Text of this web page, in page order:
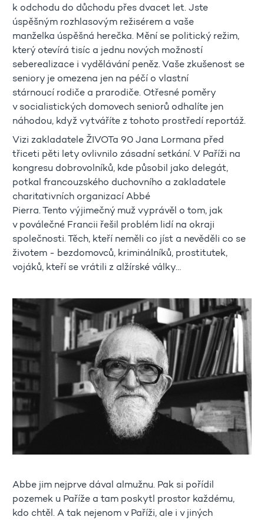
k odchodu do důchodu přes dvacet let. Jste
úspěšným rozhlasovým režisérem a vaše
manželka úspěšná herečka. Mění se politický režim,
který otevírá tisíc a jednu nových možností
seberealizace i vydělávání peněz. Vaše zkušenost se
seniory je omezena jen na péčí o vlastní
stárnoucí rodiče a prarodiče. Otřesné poměry
v socialistických domovech seniorů odhalíte jen
náhodou, když vytváříte z tohoto prostředí reportáž.
Vizi zakladatele ŽIVOTa 90 Jana Lormana před
třiceti pěti lety ovlivnilo zásadní setkání. V Paříži na
kongresu dobrovolníků, kde působil jako delegát,
potkal francouzského duchovního a zakladatele
charitativních organizací Abbé
Pierra. Tento výjimečný muž vyprávěl o tom, jak
v poválečné Francii řešil problém lidí na okraji
společnosti. Těch, kteří neměli co jíst a nevěděli co se
životem - bezdomovců, kriminálníků, prostitutek,
vojáků, kteří se vrátili z alžírské války…
Abbe jim nejprve dával almužnu. Pak si pořídil
pozemek u Paříže a tam poskytl prostor každému,
kdo chtěl. A tak nejenom v Paříži, ale i v jiných